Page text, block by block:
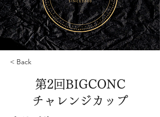
< Back
第2回BIGCONC
チャレンジカップ